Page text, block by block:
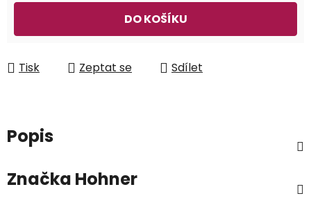
DO KOŠÍKU
Tisk Zeptat se Sdílet
Popis
Značka Hohner